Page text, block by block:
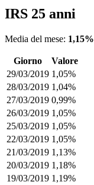
IRS 25 anni
Media del mese: 1,15%
Giorno
Valore
29/03/2019 1,05%
28/03/2019 1,04%
27/03/2019 0,99%
26/03/2019 1,05%
25/03/2019 1,05%
22/03/2019 1,05%
21/03/2019 1,13%
20/03/2019 1,18%
19/03/2019 1,19%